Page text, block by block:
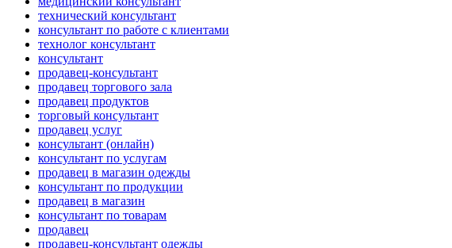
технический консультант
консультант по работе с клиентами
технолог консультант
консультант
продавец-консультант
продавец торгового зала
продавец продуктов
торговый консультант
продавец услуг
консультант (онлайн)
консультант по услугам
продавец в магазин одежды
консультант по продукции
продавец в магазин
консультант по товарам
продавец
продавец-консультант одежды